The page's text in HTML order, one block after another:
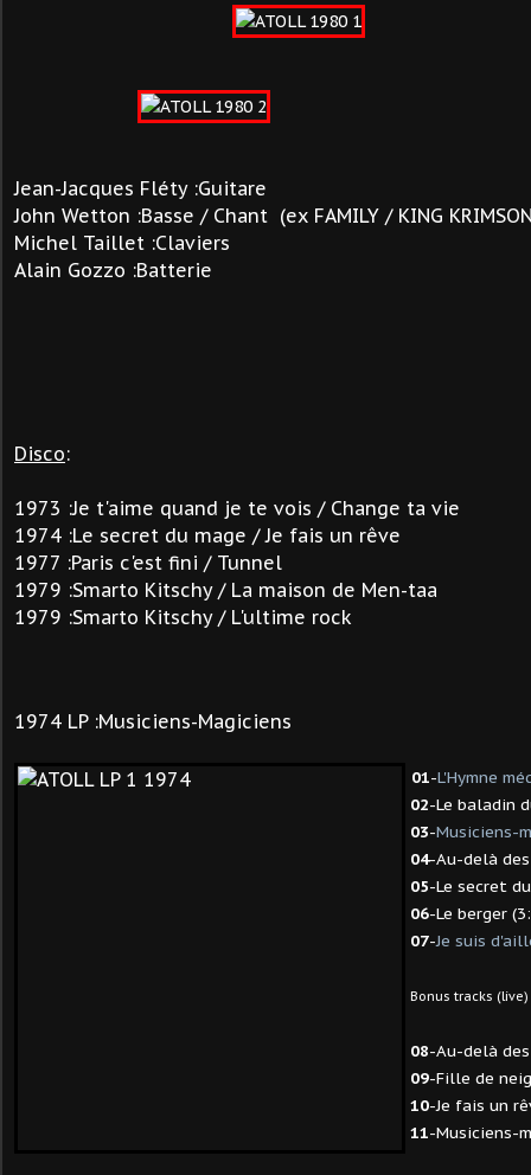
Jean-Jacques Fléty :Guitare
John Wetton :Basse / Chant (ex FAMILY / KING
Michel Taillet :Claviers
Alain Gozzo :Batterie
Disco:
1973 :Je t'aime quand je te vois / Change ta vie
1974 :Le secret du mage / Je fais un rêve
1977 :Paris c'est fini / Tunnel
1979 :Smarto Kitschy / La maison de Men-taa
1979 :Smarto Kitschy / L'ultime rock
1974 LP :Musiciens-Magiciens
01-L'Hymne
02-Le baladin
03-Musiciens-
04-Au-delà
05-Le secret
06-Le berger
07-Je suis
Bonus tracks
08-Au-delà
09-Fille de
10-Je fais un
11-Musiciens-